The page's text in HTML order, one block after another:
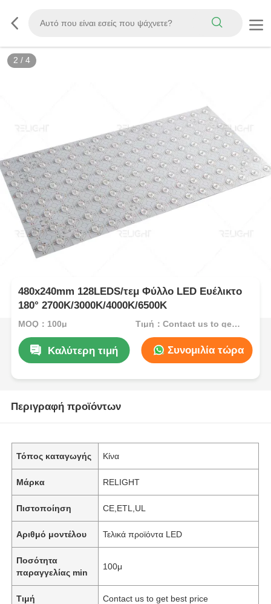
2 / 4
480x240mm 128LEDS/τεμ Φύλλο LED Ευέλικτο
180° 2700K/3000K/4000K/6500K
MOQ：100μ Τιμή：Contact us to get best price
Καλύτερη τιμή Συνομιλία τώρα
Περιγραφή προϊόντων
Τόπος καταγωγής Κίνα
Μάρκα RELIGHT
Πιστοποίηση CE,ETL,UL
Αριθμό μοντέλου Τελικά προϊόντα LED
Ποσότητα
παραγγελίας min
100μ
Τιμή Contact us to get best price